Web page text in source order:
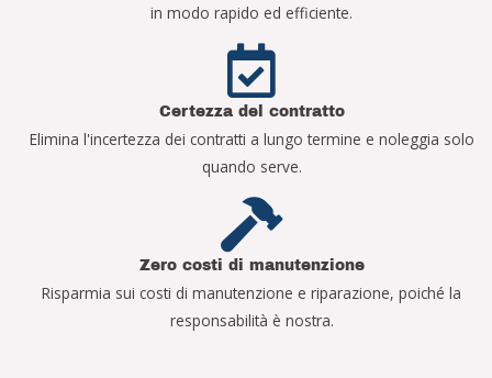
in modo rapido ed efficiente.
Certezza del contratto
Elimina l'incertezza dei contratti a lungo termine e noleggia solo
quando serve.
Zero costi di manutenzione
Risparmia sui costi di manutenzione e riparazione, poiché la
responsabilità è nostra.